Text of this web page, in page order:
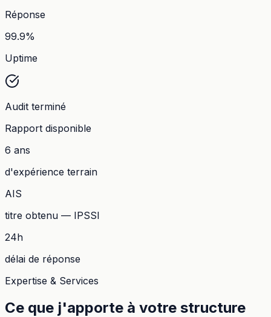
Réponse
99.9%
Uptime
Audit terminé
Rapport disponible
6 ans
d'expérience terrain
AIS
titre obtenu — IPSSI
24h
délai de réponse
Expertise & Services
Ce que j'apporte à votre structure